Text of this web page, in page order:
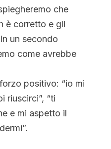
che
è corretto e gli
un secondo
come avrebbe
positivo: “io mi
riuscirci”, “ti
e mi aspetto il